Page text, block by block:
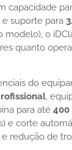
capacidade
e suporte para
modelo), o
quanto
do
,
para até 400
e corte
redução de